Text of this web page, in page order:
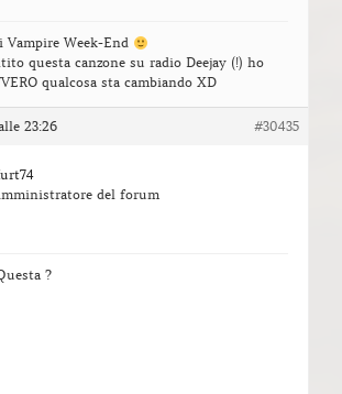
Week-End
questa canzone su radio Deejay (!) ho
qualcosa sta cambiando XD
23:26 #30435
del forum
?